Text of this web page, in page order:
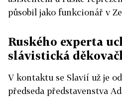
působil jako funkcionář v
Ruského experta
slávistická
V kontaktu se Slavií už je
předseda představenstva